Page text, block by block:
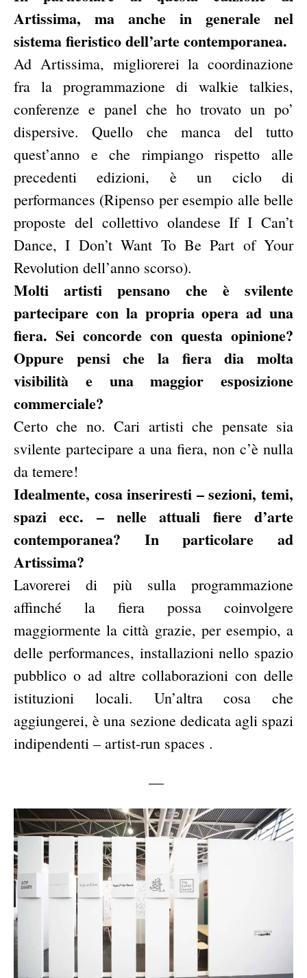
Artissima, ma anche in generale nel
sistema fieristico dell’arte contemporanea.
Ad Artissima, migliorerei la coordinazione
fra la programmazione di walkie talkies,
conferenze e panel che ho trovato un po’
dispersive. Quello che manca del tutto
quest’anno e che rimpiango rispetto alle
precedenti edizioni, è un ciclo di
performances (Ripenso per esempio alle belle
proposte del collettivo olandese If I Can’t
Dance, I Don’t Want To Be Part of Your
Revolution dell’anno scorso).
Molti artisti pensano che è svilente
partecipare con la propria opera ad una
fiera. Sei concorde con questa opinione?
Oppure pensi che la fiera dia molta
visibilità e una maggior esposizione
commerciale?
Certo che no. Cari artisti che pensate sia
svilente partecipare a una fiera, non c’è nulla
da temere!
Idealmente, cosa inseriresti – sezioni, temi,
spazi ecc. – nelle attuali fiere d’arte
contemporanea? In particolare ad
Artissima?
Lavorerei di più sulla programmazione
affinché la fiera possa coinvolgere
maggiormente la città grazie, per esempio, a
delle performances, installazioni nello spazio
pubblico o ad altre collaborazioni con delle
istituzioni locali. Un’altra cosa che
aggiungerei, è una sezione dedicata agli spazi
indipendenti – artist-run spaces .
—